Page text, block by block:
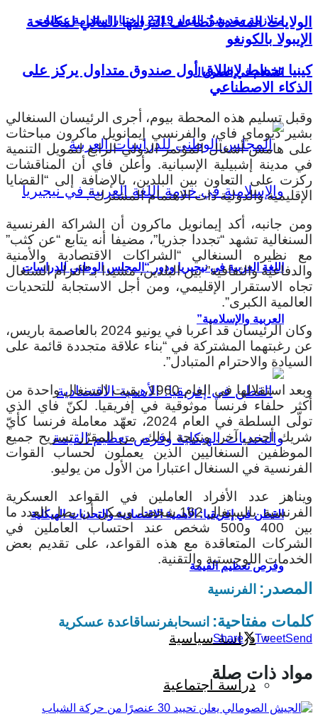
متلازمة مقديشو: القرار 2719 واختبار استدامة عمليات
السلام في الصومال
اللغة العربية في نيجيريا ودور “المجلس الوطني للدراسات
العربية والإسلامية”
القطن في إفريقيا: الأهمية الاقتصادية والتحديات الهيكلية
وفرص تعظيم القيمة
دراسة سياسية
دراسة اجتماعية
الولايات المتحدة تُضاعف التزامها المالي لمكافحة
الإيبولا بالكونغو
كينيا تخطط لإطلاق أول صندوق متداول يركز على
الذكاء الاصطناعي
وقبل تسليم هذه المحطة بيوم، أجرى الرئيسان السنغالي
بشير ديوماي فاي، والفرنسي إيمانويل ماكرون مباحثات
على هامش أشغال المؤتمر الدولي الرابع لتمويل التنمية
في مدينة إشبيلية الإسبانية. وأعلن فاي أن المناقشات
ركزت على التعاون بين البلدين، بالإضافة إلى “القضايا
الإقليمية والدولية ذات الاهتمام المشترك”.
ومن جانبه، أكد إيمانويل ماكرون أن الشراكة الفرنسية
السنغالية تشهد “تجددا جذريا”، مضيفا أنه يتابع “عن كثب”
مع نظيره السنغالي “الشراكات الاقتصادية والأمنية
والدفاعية والثقافية” بين البلدين، مشيدا بـ”التزام السنغال
تجاه الاستقرار الإقليمي، ومن أجل الاستجابة للتحديات
العالمية الكبرى”.
وكان الرئيسان قد أعربا في يونيو 2024 بالعاصمة باريس،
عن رغبتهما المشتركة في “بناء علاقة متجددة قائمة على
السيادة والاحترام المتبادل”.
وبعد استقلالها في العام 1960، بقيت السنغال واحدة من
أكثر حلفاء فرنسا موثوقية في إفريقيا. لكنّ فاي الذي
تولّى السلطة في العام 2024، تعهّد معاملة فرنسا كأيّ
شريك أجنبي آخر. ونتيجة لذلك، من المقرّر تسريح جميع
الموظفين السنغاليين الذين يعملون لحساب القوات
الفرنسية في السنغال اعتبارا من الأول من يوليو.
ويناهز عدد الأفراد العاملين في القواعد العسكرية
الفرنسية بالسنغال 162 شخصا، ويمكن أن يصل العدد ما
بين 400 و500 شخص عند احتساب العاملين في
الشركات المتعاقدة مع هذه القواعد، على تقديم بعض
الخدمات اللوجستية والتقنية.
المصدر: الفرنسية
كلمات مفتاحية: انسحابفرنساقاعدة عسكرية
Share TweetSend
مواد ذات صلة